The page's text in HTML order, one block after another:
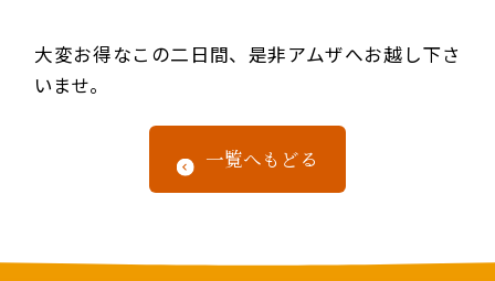
大変お得なこの二日間、是非アムザへお越し下さ
いませ。
一覧へもどる